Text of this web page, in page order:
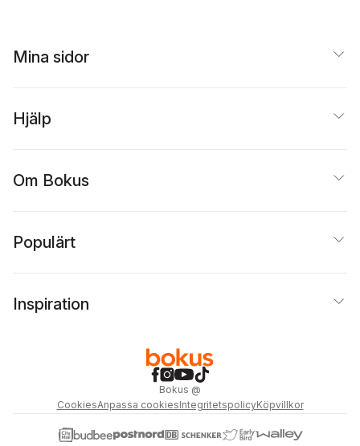
Mina sidor
Hjälp
Om Bokus
Populärt
Inspiration
Bokus @
CookiesAnpassa cookiesIntegritetspolicyKöpvillkor